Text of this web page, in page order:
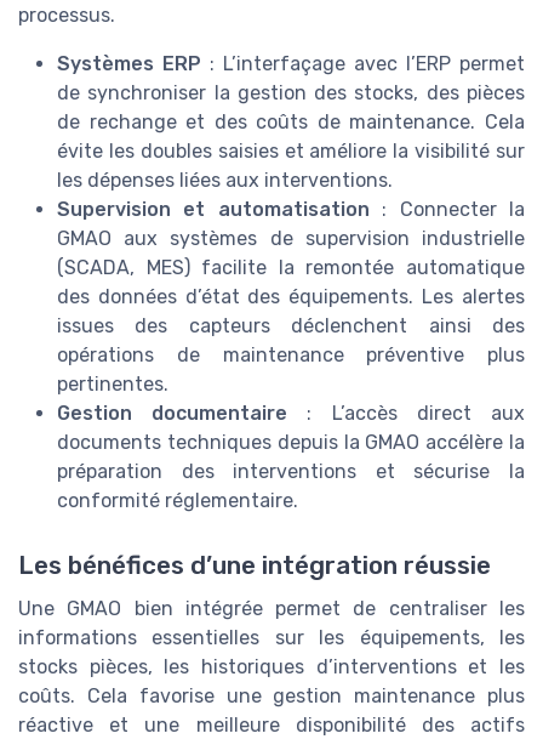
processus.
Systèmes ERP : L’interfaçage avec l’ERP permet
de synchroniser la gestion des stocks, des pièces
de rechange et des coûts de maintenance. Cela
évite les doubles saisies et améliore la visibilité sur
les dépenses liées aux interventions.
Supervision et automatisation : Connecter la
GMAO aux systèmes de supervision industrielle
(SCADA, MES) facilite la remontée automatique
des données d’état des équipements. Les alertes
issues des capteurs déclenchent ainsi des
opérations de maintenance préventive plus
pertinentes.
Gestion documentaire : L’accès direct aux
documents techniques depuis la GMAO accélère la
préparation des interventions et sécurise la
conformité réglementaire.
Les bénéfices d’une intégration réussie
Une GMAO bien intégrée permet de centraliser les
informations essentielles sur les équipements, les
stocks pièces, les historiques d’interventions et les
coûts. Cela favorise une gestion maintenance plus
réactive et une meilleure disponibilité des actifs